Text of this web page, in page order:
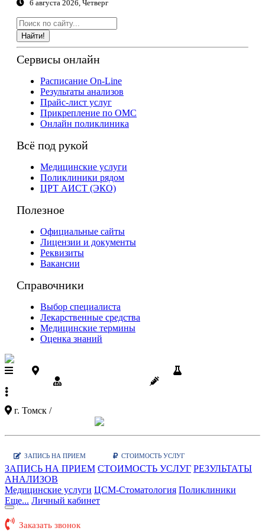
6 августа 2026, Четверг
Найти!
Сервисы онлайн
Расписание On-Line
Результаты анализов
Прайс-лист услуг
Прикрепление по ОМС
Онлайн поликлиника
Всё под рукой
Медицинские услуги
Поликлиники рядом
ЦРТ АИСТ (ЭКО)
Полезное
Официальные сайты
Лицензии и документы
Реквизиты
Вакансии
Справочники
Выбор специалиста
Лекарственные средства
Медицинские термины
Оценка знаний
г. Томск /
ЗАПИСЬ НА ПРИЕМ СТОИМОСТЬ УСЛУГ
ЗАПИСЬ НА ПРИЕМ СТОИМОСТЬ УСЛУГ РЕЗУЛЬТАТЫ
АНАЛИЗОВ
Медицинские услуги ЦСМ-Стоматология Поликлиники
Еще... Личный кабинет
Заказать звонок